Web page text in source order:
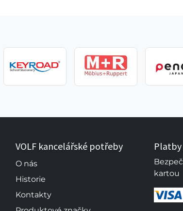
VOLF kancelářské potřeby
O nás
Historie
Kontakty
kartou